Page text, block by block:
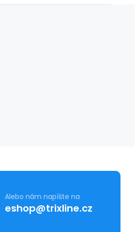
Alebo nám napíšte na
eshop@trixline.cz